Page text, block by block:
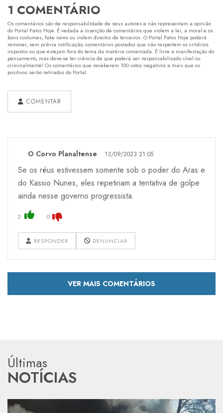
1 COMENTÁRIO
Os comentários são de responsabilidade de seus autores e não representam a opinião
do Portal Patos Hoje. É vedada a inserção de comentários que violem a lei, a moral e os
bons costumes, fake news ou violem direitos de terceiros. O Portal Patos Hoje poderá
remover, sem prévia notificação, comentários postados que não respeitem os critérios
impostos ou que estejam fora do tema da matéria comentada. É livre a manifestação do
pensamento, mas deve-se ter ciência de que poderá ser responsabilizado cível ou
criminalmente! Os comentários que receberem 100 votos negativos a mais que os
positivos serão retirados do Portal.
COMENTAR
O Corvo Planaltense 13/09/2023 21:05
Se os réus estivessem somente sob o poder do Aras e
do Kassio Nunes, eles repetiriam a tentativa de golpe
ainda nesse governo progressista.
2 0
RESPONDER DENUNCIAR
VER MAIS COMENTÁRIOS
Últimas
NOTÍCIAS